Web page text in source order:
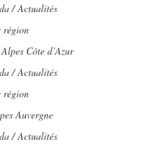
/ Actualités
région
Côte d’Azur
/ Actualités
région
Auvergne
/ Actualités